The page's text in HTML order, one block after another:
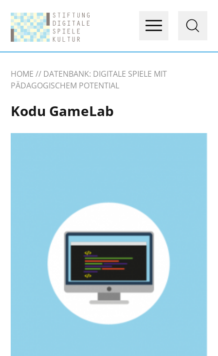
HOME
DATENBANK: DIGITALE SPIELE MIT
PÄDAGOGISCHEM POTENTIAL
Kodu GameLab